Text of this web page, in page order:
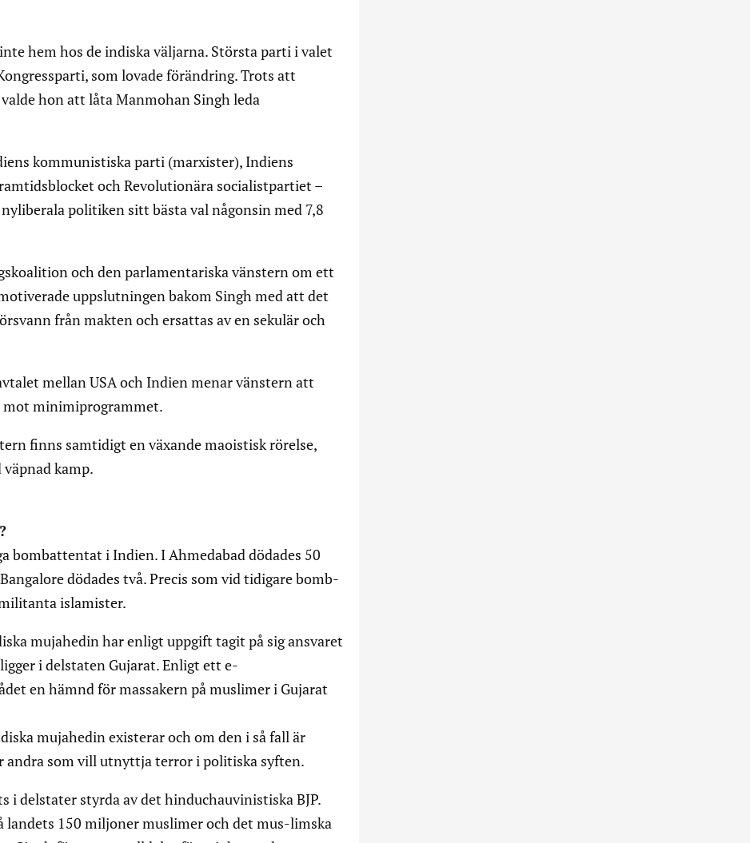
hem hos de indiska väljarna. Största parti i valet
som lovade förändring. Trots att
hon att låta Manmohan Singh leda
kommunistiska parti (marxister), Indiens
och Revolutionära socialistpartiet –
politiken sitt bästa val någonsin med 7,8
och den parlamentariska vänstern om ett
uppslutningen bakom Singh med att det
från makten och ersattas av en sekulär och
mellan USA och Indien menar vänstern att
minimiprogrammet.
finns samtidigt en växande maoistisk rörelse,
kamp.
?
bombattentat i Indien. I Ahmedabad dödades 50
dödades två. Precis som vid tidigare bomb-
islamister.
mujahedin har enligt uppgift tagit på sig ansvaret
i delstaten Gujarat. Enligt ett e-
en hämnd för massakern på muslimer i Gujarat
mujahedin existerar och om den i så fall är
andra som vill utnyttja terror i politiska syften.
i delstater styrda av det hinduchauvinistiska BJP.
150 miljoner muslimer och det mus-limska